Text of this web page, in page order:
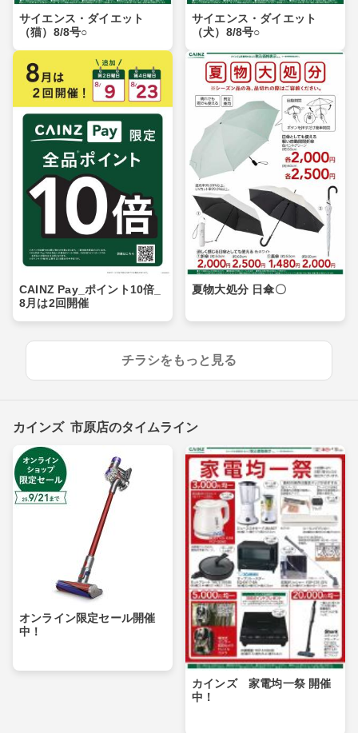
サイエンス・ダイエット
（猫）8/8号○
サイエンス・ダイエット
（犬）8/8号○
CAINZ Pay_ポイント10倍_
8月は2回開催
夏物大処分 日傘〇
チラシをもっと見る
カインズ 市原店のタイムライン
オンライン限定セール開催
中！
カインズ 家電均一祭 開催
中！